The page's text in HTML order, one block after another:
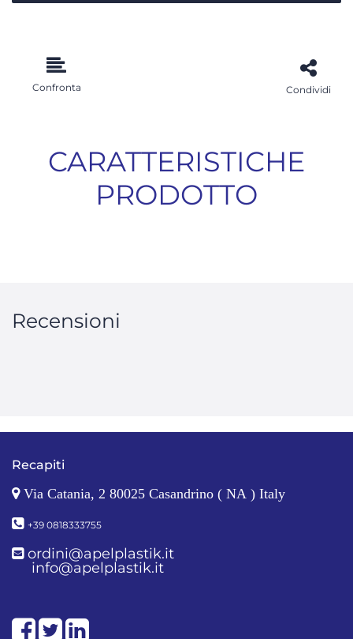
Confronta Condividi
CARATTERISTICHE
PRODOTTO
Recensioni
Recapiti
Via Catania, 2 80025 Casandrino ( NA ) Italy
+39 0818333755
ordini@apelplastik.it
info@apelplastik.it
Facebook
TwitterLinkedIn